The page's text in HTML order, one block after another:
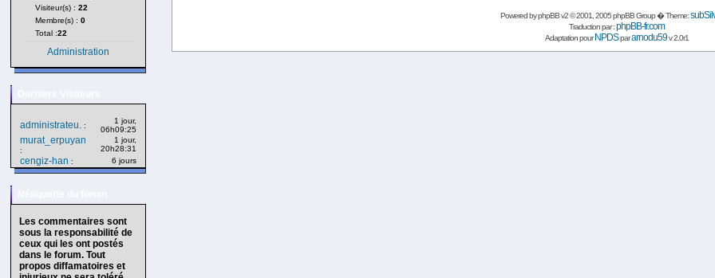
Visiteur(s) : 22
Membre(s) : 0
Total :22
Administration
administrateu. :
1 jour,
06h09:25
murat_erpuyan
:
1 jour,
20h28:31
cengiz-han : 6 jours
Les commentaires sont
sous la responsabilité de
ceux qui les ont postés
dans le forum. Tout
propos diffamatoires et
Powered byphpBBv2 © 2001, 2005 phpBB Group � Theme:
Traduction par :phpBB-fr.com
Adaptation pourNPDSpararnodu59v 2.0r1